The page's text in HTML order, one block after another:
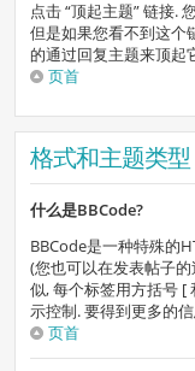
点击 “顶起主题” 链接.
但是如果您看不到这个
的通过回复主题来顶起
页首
格式和主题类型
什么是BBCode?
BBCode是一种特殊的
(您也可以在发表帖子
似, 每个标签用方括号 [
示控制. 要得到更多的
页首